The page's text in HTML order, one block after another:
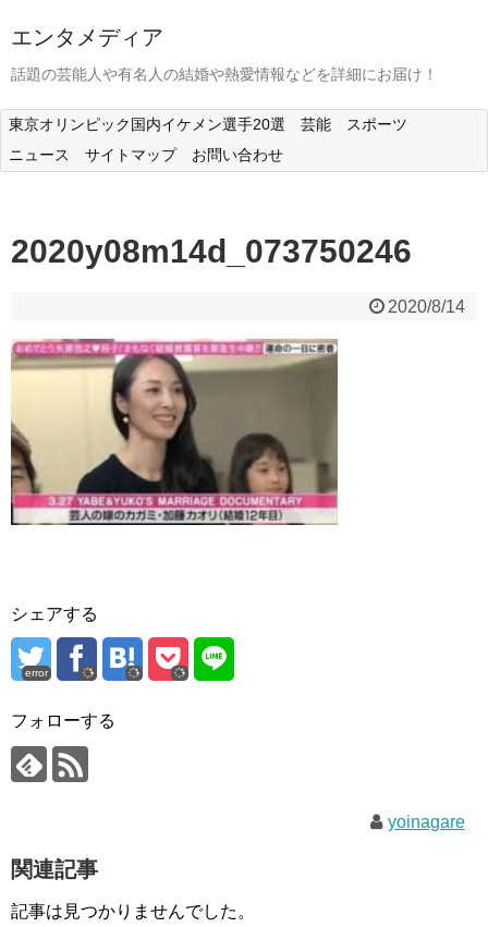
エンタメディア
話題の芸能人や有名人の結婚や熱愛情報などを詳細にお届け！
東京オリンピック国内イケメン選手20選 芸能
スポーツ
ニュース
サイトマップ お問い合わせ
2020y08m14d_073750246
2020/8/14
シェアする
error
フォローする
yoinagare
関連記事
記事は見つかりませんでした。